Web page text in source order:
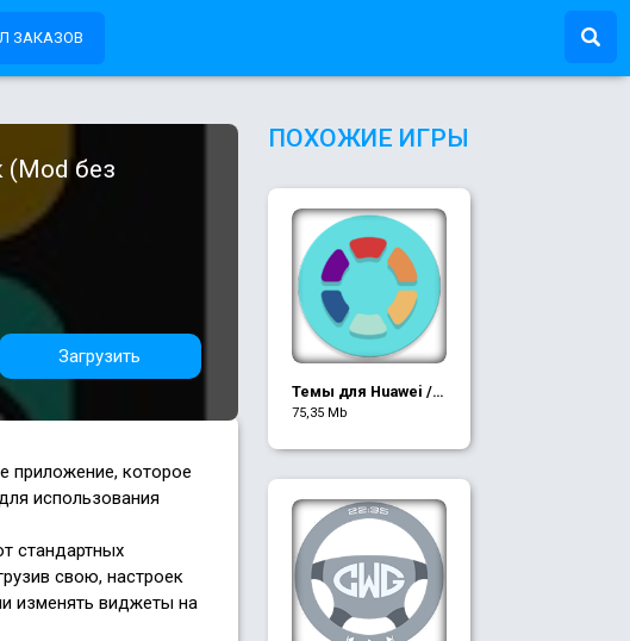
ЗАКАЗОВ
без
Загрузить
приложение, которое
использования
стандартных
свою, настроек
изменять виджеты на
ПОХОЖИЕ ИГРЫ
Темы для Huawei /
Honor / EMUI
75,35 Mb